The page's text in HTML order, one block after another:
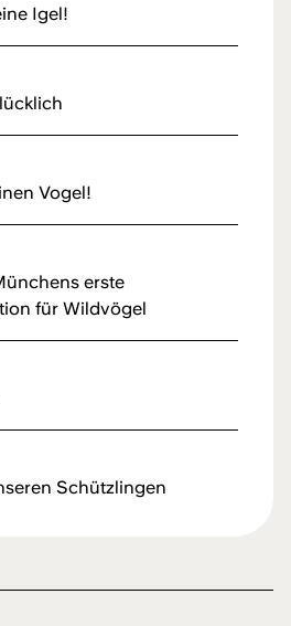
Igel!
Vogel!
erste
für Wildvögel
Schützlingen